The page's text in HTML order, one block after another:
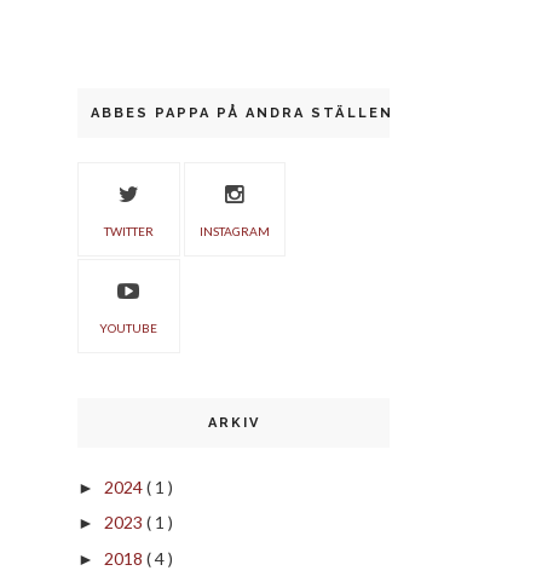
ABBES PAPPA PÅ ANDRA STÄLLEN
TWITTER INSTAGRAM
YOUTUBE
ARKIV
► 2024( 1 )
► 2023 ( 1 )
► 2018 ( 4 )